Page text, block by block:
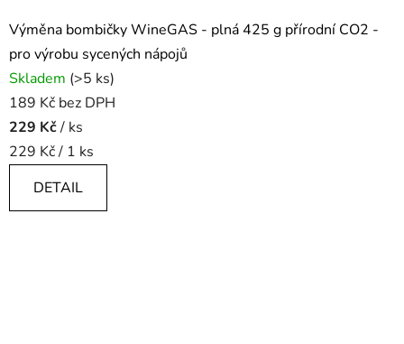
Výměna bombičky WineGAS - plná 425 g přírodní CO2 -
pro výrobu sycených nápojů
Skladem (>5 ks)
189 Kč bez DPH
229 Kč/ ks
Měrná
229 Kč / 1 ks
DETAIL